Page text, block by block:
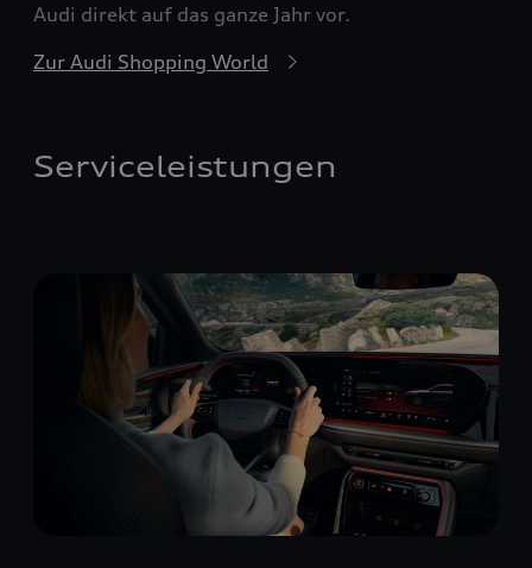
Audi direkt auf das ganze Jahr vor.
Zur Audi Shopping World
Serviceleistungen